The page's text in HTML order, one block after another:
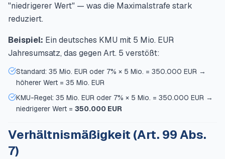
"niedrigerer Wert" — was die Maximalstrafe stark
reduziert.
Beispiel: Ein deutsches KMU mit 5 Mio. EUR
Jahresumsatz, das gegen Art. 5 verstößt:
Standard: 35 Mio. EUR oder 7% × 5 Mio. = 350.000 EUR →
höherer Wert = 35 Mio. EUR
KMU-Regel: 35 Mio. EUR oder 7% × 5 Mio. = 350.000 EUR →
niedrigerer Wert = 350.000 EUR
Verhältnismäßigkeit (Art. 99 Abs.
7)